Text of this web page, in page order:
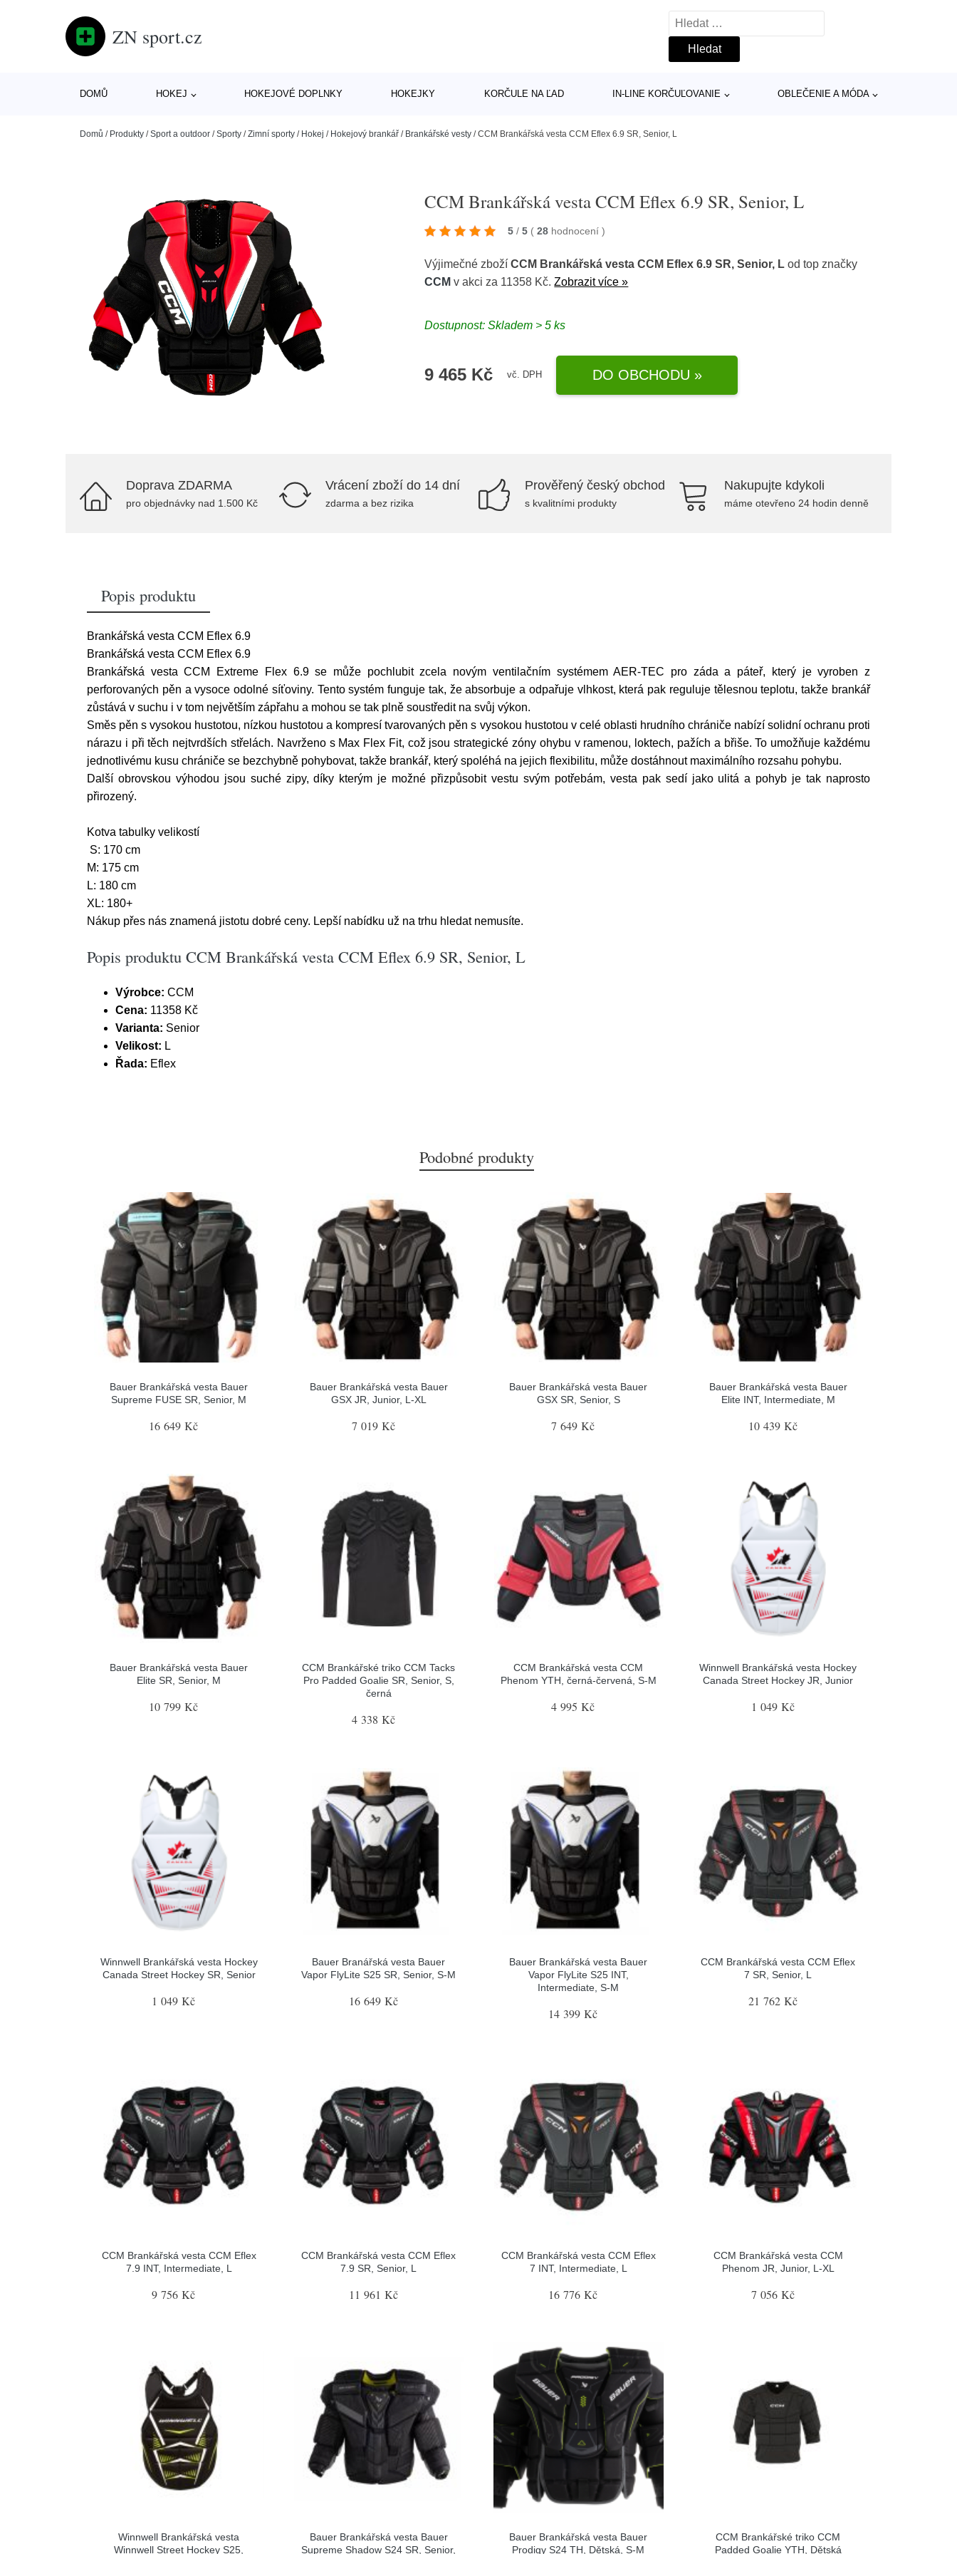
ZN sport.cz
Vyhledávání
DOMŮ HOKEJ HOKEJOVÉ DOPLNKY HOKEJKY KORČULE NA ĽAD IN-LINE KORČUĽOVANIE OBLEČENIE A MÓDA
Domů / Produkty /Sport a outdoor /Sporty /Zimní sporty / Hokej / Hokejový brankář / Brankářské vesty /CCM Brankářská vesta CCM Eflex 6.9 SR, Senior, L
CCM Brankářská vesta CCM Eflex 6.9 SR, Senior, L
5 / 5 ( 28 hodnocení)
Výjimečné zbožíCCM Brankářská vesta CCM Eflex 6.9 SR, Senior, L od top značky
CCM v akci za 11358 Kč.Zobrazit více »
Dostupnost: Skladem > 5 ks
9 465 Kč vč. DPH DO OBCHODU »
Doprava ZDARMA
pro objednávky nad 1.500 Kč
Vrácení zboží do 14 dní
zdarma a bez rizika
Prověřený český obchod
s kvalitními produkty
Nakupujte kdykoli
máme otevřeno 24 hodin denně
Popis produktu
Brankářská vesta CCM Eflex 6.9
Brankářská vesta CCM Eflex 6.9
Brankářská vesta CCM Extreme Flex 6.9 se může pochlubit zcela novým ventilačním systémem AER-TEC pro záda a páteř, který je vyroben z
perforovaných pěn a vysoce odolné síťoviny. Tento systém funguje tak, že absorbuje a odpařuje vlhkost, která pak reguluje tělesnou teplotu, takže brankář
zůstává v suchu i v tom největším zápřahu a mohou se tak plně soustředit na svůj výkon.
Směs pěn s vysokou hustotou, nízkou hustotou a kompresí tvarovaných pěn s vysokou hustotou v celé oblasti hrudního chrániče nabízí solidní ochranu proti
nárazu i při těch nejtvrdších střelách. Navrženo s Max Flex Fit, což jsou strategické zóny ohybu v ramenou, loktech, pažích a břiše. To umožňuje každému
jednotlivému kusu chrániče se bezchybně pohybovat, takže brankář, který spoléhá na jejich flexibilitu, může dostáhnout maximálního rozsahu pohybu.
Další obrovskou výhodou jsou suché zipy, díky kterým je možné přizpůsobit vestu svým potřebám, vesta pak sedí jako ulitá a pohyb je tak naprosto
přirozený.
Kotva tabulky velikostí
S: 170 cm
M: 175 cm
L: 180 cm
XL: 180+
Nákup přes nás znamená jistotu dobré ceny. Lepší nabídku už na trhu hledat nemusíte.
Popis produktu CCM Brankářská vesta CCM Eflex 6.9 SR, Senior, L
Výrobce: CCM
Cena: 11358 Kč
Varianta: Senior
Velikost: L
Řada: Eflex
Podobné produkty
Bauer Brankářská vesta Bauer
Supreme FUSE SR, Senior, M
16 649 Kč
Bauer Brankářská vesta Bauer
GSX JR, Junior, L-XL
7 019 Kč
Bauer Brankářská vesta Bauer
GSX SR, Senior, S
7 649 Kč
Bauer Brankářská vesta Bauer
Elite INT, Intermediate, M
10 439 Kč
Bauer Brankářská vesta Bauer
Elite SR, Senior, M
10 799 Kč
CCM Brankářské triko CCM Tacks
Pro Padded Goalie SR, Senior, S,
černá
4 338 Kč
CCM Brankářská vesta CCM
Phenom YTH, černá-červená, S-M
4 995 Kč
Winnwell Brankářská vesta Hockey
Canada Street Hockey JR, Junior
1 049 Kč
Winnwell Brankářská vesta Hockey
Canada Street Hockey SR, Senior
1 049 Kč
Bauer Branářská vesta Bauer
Vapor FlyLite S25 SR, Senior, S-M
16 649 Kč
Bauer Brankářská vesta Bauer
Vapor FlyLite S25 INT,
Intermediate, S-M
14 399 Kč
CCM Brankářská vesta CCM Eflex
7 SR, Senior, L
21 762 Kč
CCM Brankářská vesta CCM Eflex
7.9 INT, Intermediate, L
9 756 Kč
CCM Brankářská vesta CCM Eflex
7.9 SR, Senior, L
11 961 Kč
CCM Brankářská vesta CCM Eflex
7 INT, Intermediate, L
16 776 Kč
CCM Brankářská vesta CCM
Phenom JR, Junior, L-XL
7 056 Kč
Winnwell Brankářská vesta
Winnwell Street Hockey S25,
Bauer Brankářská vesta Bauer
Supreme Shadow S24 SR, Senior,
Bauer Brankářská vesta Bauer
Prodigy S24 TH, Dětská, S-M
CCM Brankářské triko CCM
Padded Goalie YTH, Dětská